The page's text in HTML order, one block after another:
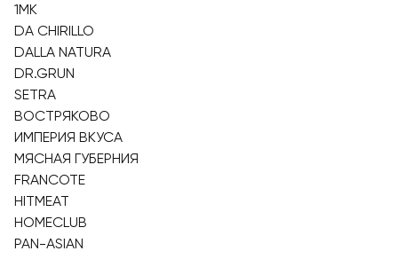
1МК
DA CHIRILLO
DALLA NATURA
DR.GRUN
SETRA
ВОСТРЯКОВО
ИМПЕРИЯ ВКУСА
МЯСНАЯ ГУБЕРНИЯ
FRANCOTE
HITMEAT
HOMECLUB
PAN-ASIAN